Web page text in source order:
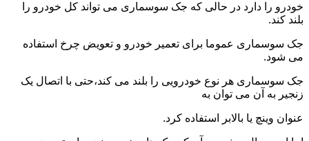
خودرو را دارد در حالی که جک سوسماری می تواند کل خودرو را
بلند کند.
جک سوسماری عموما برای تعمیر خودرو و تعویض چرخ استفاده
می شود.
جک سوسماری هر نوع خودرویی را بلند می کند،حتی با اتصال یک
زنجیر به آن می توان به
عنوان وینچ یا بالابر استفاده کرد.